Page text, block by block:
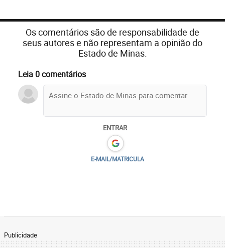
Os comentários são de responsabilidade de
seus autores e não representam a opinião do
Estado de Minas.
Leia 0 comentários
ENTRAR
E-MAIL/MATRICULA
Publicidade